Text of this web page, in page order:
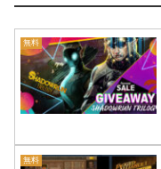
無料
無料